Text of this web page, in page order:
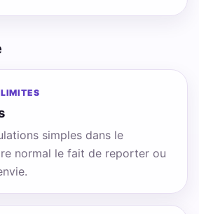
simples dans le
normal le fait de reporter ou